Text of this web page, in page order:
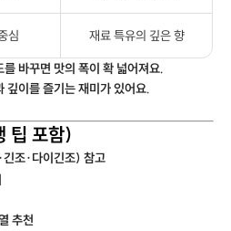
심
재료 특유의 깊은 향
바꾸면 맛의 폭이 확 넓어져요.
깊이를 즐기는 재미가 있어요.
팁 포함)
조·다이긴조) 참고
추천